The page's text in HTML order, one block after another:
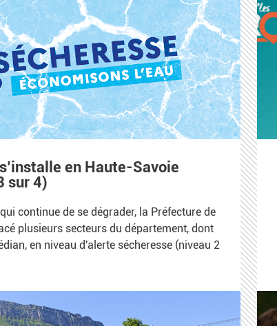
en Haute-Savoie
sur 4)
continue de se dégrader, la Préfecture de
plusieurs secteurs du département, dont
en niveau d'alerte sécheresse (niveau 2